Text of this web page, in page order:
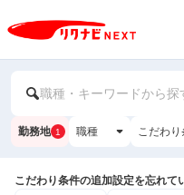
職種・キーワードから探
勤務地 1 職種 こだわり
こだわり条件の追加設定を忘れて